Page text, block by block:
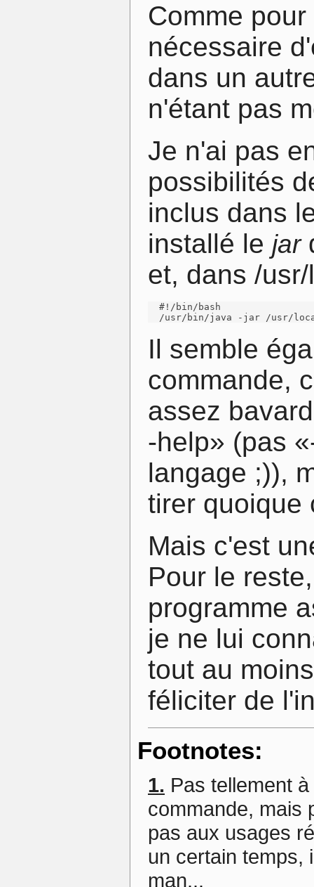
Comme
nécessaire
dans un
n'étant pas
Je n'ai pas
possibilités
inclus dans
installé le jar
et, dans /
  #!/bin/bash
/usr/bin/java -jar /usr/
Il semble
commande,
assez
-help» (pas
langage ;)),
tirer quoique
Mais c'est
Pour le
programme
je ne lui
tout au
féliciter de
Footnotes:
1. Pas tellement
commande, mais
pas aux usages
un certain temps,
man...